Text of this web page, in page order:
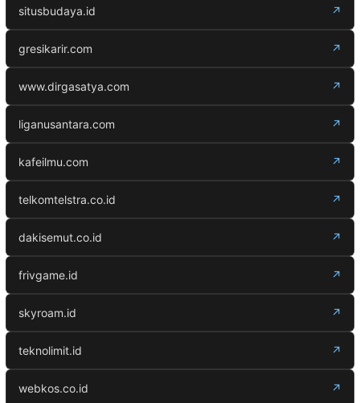
situsbudaya.id ↗
gresikarir.com ↗
www.dirgasatya.com ↗
liganusantara.com ↗
kafeilmu.com ↗
telkomtelstra.co.id ↗
dakisemut.co.id ↗
frivgame.id ↗
skyroam.id ↗
teknolimit.id ↗
webkos.co.id ↗